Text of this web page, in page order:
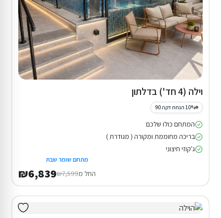
וילה (4 חד') בדלתון
10% הנחת דקה 90
המתחם כולו שלכם
בריכה מחוממת ומקורה ( מגודרת )
ג'קוזי חיצוני
מתחם שומר שבת
החל מ₪7,599
₪6,839